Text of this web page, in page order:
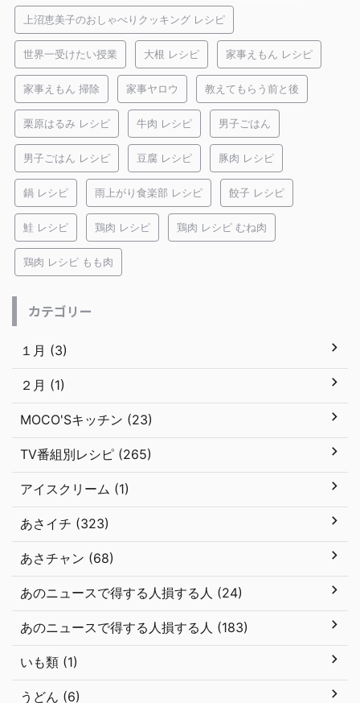
上沼恵美子のおしゃべりクッキング レシピ
世界一受けたい授業 大根 レシピ 家事えもん レシピ
家事えもん 掃除 家事ヤロウ 教えてもらう前と後
栗原はるみ レシピ 牛肉 レシピ 男子ごはん
男子ごはん レシピ 豆腐 レシピ 豚肉 レシピ
鍋 レシピ 雨上がり食楽部 レシピ 餃子 レシピ
鮭 レシピ 鶏肉 レシピ 鶏肉 レシピ むね肉
鶏肉 レシピ もも肉
カテゴリー
１月 (3)
２月 (1)
MOCO'Sキッチン (23)
TV番組別レシピ (265)
アイスクリーム (1)
あさイチ (323)
あさチャン (68)
あのニュースで得する人損する人 (24)
あのニュースで得する人損する人 (183)
いも類 (1)
うどん (6)